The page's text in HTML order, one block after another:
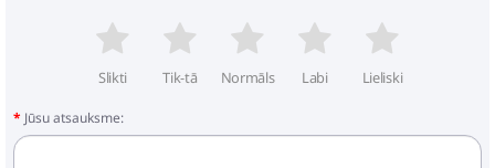
Slikti Tik-tā Normāls Labi Lieliski
Jūsu atsauksme: